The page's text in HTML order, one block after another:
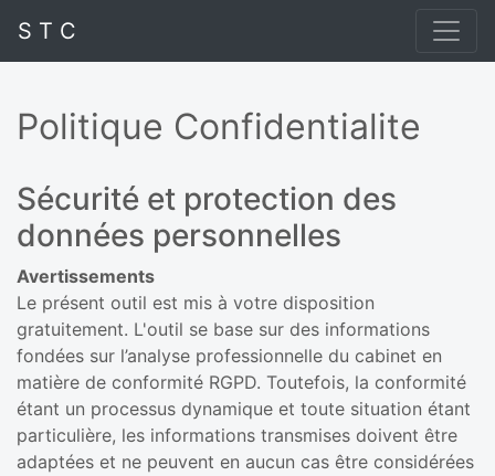
S T C
Politique Confidentialite
Sécurité et protection des
données personnelles
Avertissements
Le présent outil est mis à votre disposition
gratuitement. L'outil se base sur des informations
fondées sur l’analyse professionnelle du cabinet en
matière de conformité RGPD. Toutefois, la conformité
étant un processus dynamique et toute situation étant
particulière, les informations transmises doivent être
adaptées et ne peuvent en aucun cas être considérées